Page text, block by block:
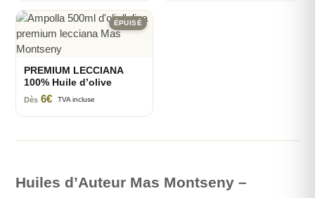
ÉPUISÉ
PREMIUM LECCIANA
100% Huile d’olive
Dès 6€ TVA incluse
Huiles d’Auteur Mas Montseny –